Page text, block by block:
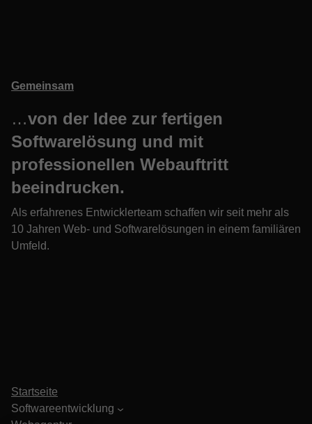
Gemeinsam
…von der Idee zur fertigen
Softwarelösung und mit
professionellen Webauftritt
beeindrucken.
Als erfahrenes Entwicklerteam schaffen wir seit mehr als
10 Jahren Web- und Softwarelösungen in einem familiären
Umfeld.
Startseite
Softwareentwicklung